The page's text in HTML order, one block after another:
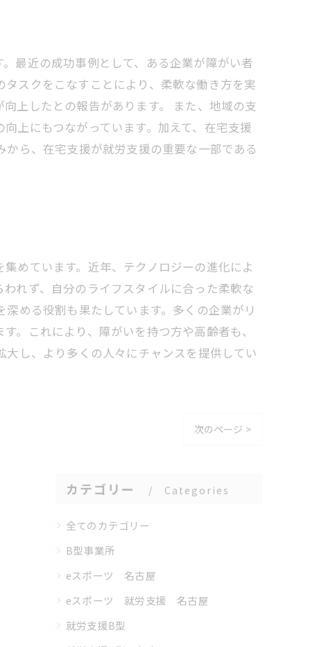
最近の成功事例として、ある企業が障がい者
スクをこなすことにより、柔軟な働き方を実
上したとの報告があります。 また、地域の支
上にもつながっています。加えて、在宅支援
ら、在宅支援が就労支援の重要な一部である
めています。近年、テクノロジーの進化によ
れず、自分のライフスタイルに合った柔軟な
める役割も果たしています。多くの企業がリ
。これにより、障がいを持つ方や高齢者も、
し、より多くの人々にチャンスを提供してい
次のページ >
カテゴリー Categories
全てのカテゴリー
B型事業所
eスポーツ 名古屋
eスポーツ 就労支援 名古屋
就労支援B型